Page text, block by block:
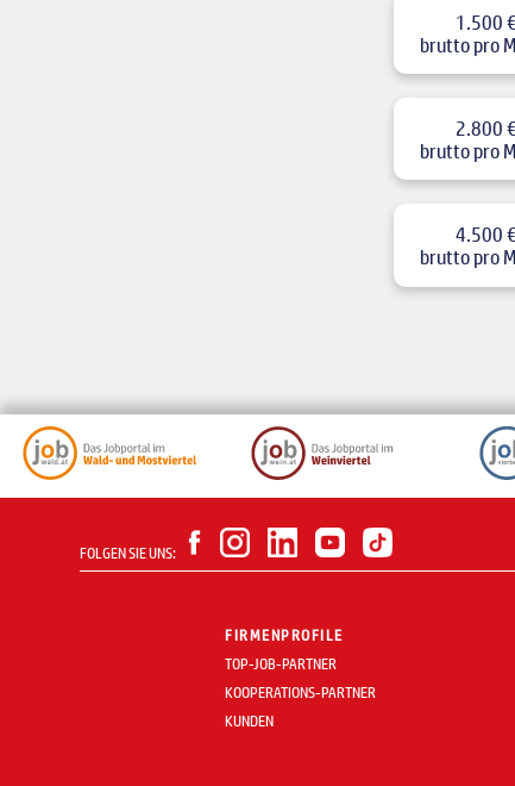
1.500 €
brutto pro
2.800 €
brutto pro
4.500 €
brutto pro
FOLGEN SIE UNS:
FIRMENPROFILE
TOP-JOB-PARTNER
KOOPERATIONS-PARTNER
KUNDEN